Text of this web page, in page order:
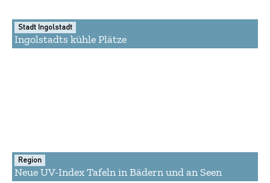
Stadt Ingolstadt
Ingolstadts kühle Plätze
Region
Neue UV-Index Tafeln in Bädern und an Seen